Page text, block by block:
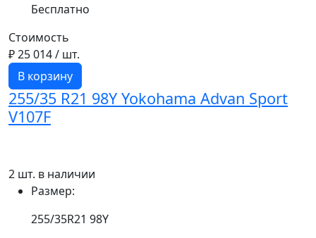
Бесплатно
Стоимость
₽ 25 014/ шт.
В корзину
255/35 R21 98Y Yokohama Advan Sport
V107F
2 шт. в наличии
Размер:
255/35R21 98Y